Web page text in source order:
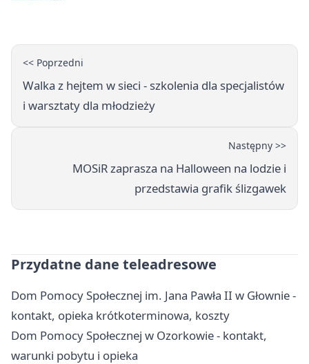
<< Poprzedni
Walka z hejtem w sieci - szkolenia dla specjalistów
i warsztaty dla młodzieży
Następny >>
MOSiR zaprasza na Halloween na lodzie i
przedstawia grafik ślizgawek
Przydatne dane teleadresowe
Dom Pomocy Społecznej im. Jana Pawła II w Głownie -
kontakt, opieka krótkoterminowa, koszty
Dom Pomocy Społecznej w Ozorkowie - kontakt,
warunki pobytu i opieka